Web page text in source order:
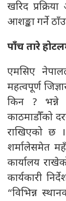
खरिद
आशङ्का गर्ने
पाँच तारे
एमसिए
महत्वपूर्ण
किन ? भन्ने
काठमाडौँको
राखिएको छ
शर्मालेसमेत
कार्यालय
कार्यकारी
“विभिन्न